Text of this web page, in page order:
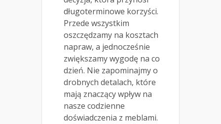
długoterminowe korzyści.
Przede wszystkim
oszczędzamy na kosztach
napraw, a jednocześnie
zwiększamy wygodę na co
dzień. Nie zapominajmy o
drobnych detalach, które
mają znaczący wpływ na
nasze codzienne
doświadczenia z meblami.